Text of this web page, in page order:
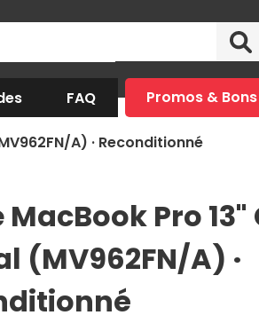
FAQ Promos &
A) · Reconditionné
Pro 13"
(MV962FN/A) ·